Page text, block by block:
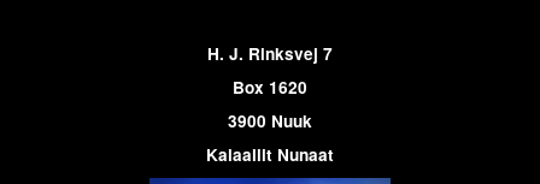
H. J. Rinksvej 7
Box 1620
3900 Nuuk
Kalaallit Nunaat